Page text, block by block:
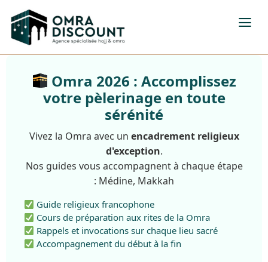
Omra 2026 : Accomplissez
votre pèlerinage en toute
sérénité
Vivez la Omra avec un encadrement religieux
d'exception.
Nos guides vous accompagnent à chaque étape
: Médine, Makkah
Guide religieux francophone
Cours de préparation aux rites de la Omra
Rappels et invocations sur chaque lieu sacré
Accompagnement du début à la fin